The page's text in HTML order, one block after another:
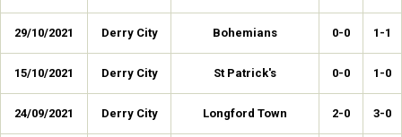
29/10/2021 Derry City Bohemians 0-0 1-1
15/10/2021 Derry City St Patrick's 0-0 1-0
24/09/2021 Derry City Longford Town 2-0 3-0